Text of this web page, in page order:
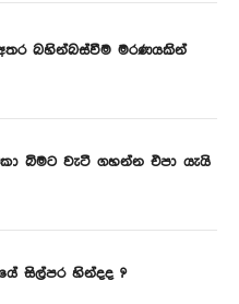
බහින්බස්වීම මරණයකින්
බිමට වැටී ගහන්න එපා යැයි
සිල්පර හින්දද ?